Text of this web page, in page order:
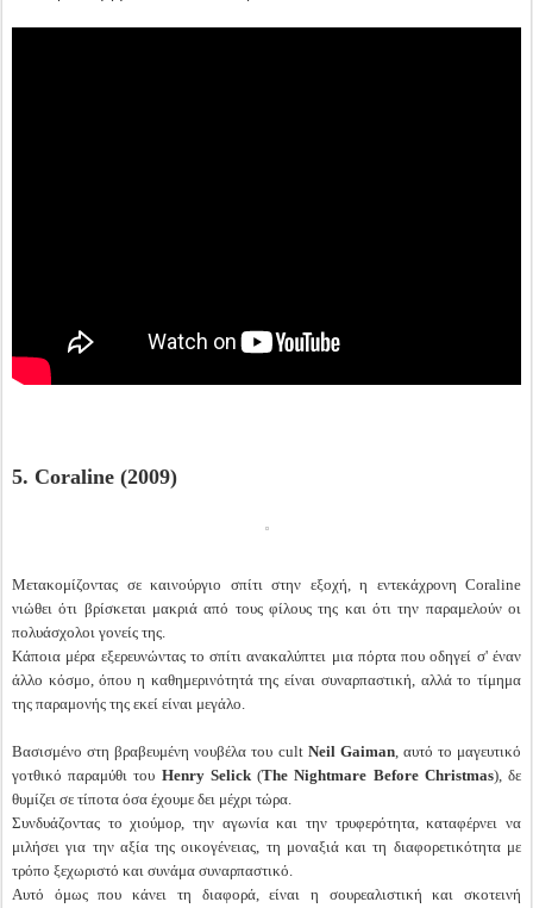
5. Coraline (2009)
Μετακομίζοντας σε καινούργιο σπίτι στην εξοχή, η εντεκάχρονη Coraline
νιώθει ότι βρίσκεται μακριά από τους φίλους της και ότι την παραμελούν οι
πολυάσχολοι γονείς της.
Κάποια μέρα εξερευνώντας το σπίτι ανακαλύπτει μια πόρτα που οδηγεί σ' έναν
άλλο κόσμο, όπου η καθημερινότητά της είναι συναρπαστική, αλλά το τίμημα
της παραμονής της εκεί είναι μεγάλο.
Βασισμένο στη βραβευμένη νουβέλα του cult Neil Gaiman, αυτό το μαγευτικό
γοτθικό παραμύθι του Henry Selick(The Nightmare Before Christmas), δε
θυμίζει σε τίποτα όσα έχουμε δει μέχρι τώρα.
Συνδυάζοντας το χιούμορ, την αγωνία και την τρυφερότητα, καταφέρνει να
μιλήσει για την αξία της οικογένειας, τη μοναξιά και τη διαφορετικότητα με
τρόπο ξεχωριστό και συνάμα συναρπαστικό.
Αυτό όμως που κάνει τη διαφορά, είναι η σουρεαλιστική και σκοτεινή